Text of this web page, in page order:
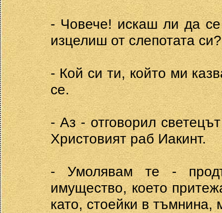
- Човече! искаш ли да
изцелиш от слепотата си?
- Кой си ти, който ми
се.
- Аз - отговорил
Христовият раб Иакинт.
- Умолявам те -
имущество, което
като, стоейки в тъмнина,